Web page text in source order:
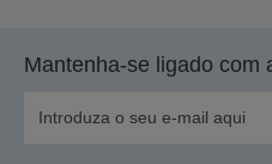
Mantenha-se ligado com